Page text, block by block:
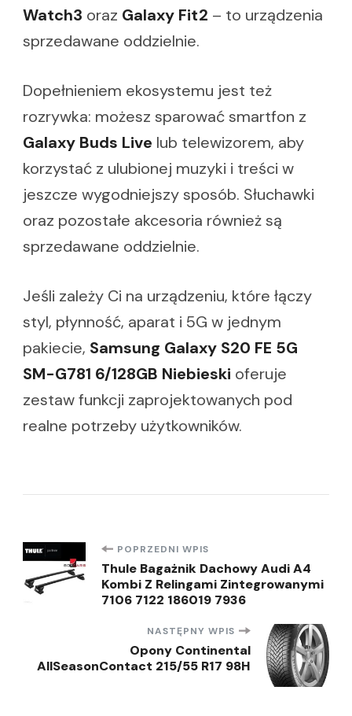
Watch3 oraz Galaxy Fit2 – to urządzenia
sprzedawane oddzielnie.
Dopełnieniem ekosystemu jest też
rozrywka: możesz sparować smartfon z
Galaxy Buds Live lub telewizorem, aby
korzystać z ulubionej muzyki i treści w
jeszcze wygodniejszy sposób. Słuchawki
oraz pozostałe akcesoria również są
sprzedawane oddzielnie.
Jeśli zależy Ci na urządzeniu, które łączy
styl, płynność, aparat i 5G w jednym
pakiecie, Samsung Galaxy S20 FE 5G
SM-G781 6/128GB Niebieski oferuje
zestaw funkcji zaprojektowanych pod
realne potrzeby użytkowników.
Nawigacja
wpisu
POPRZEDNI WPIS
Thule Bagażnik Dachowy Audi A4
Kombi Z Relingami Zintegrowanymi
7106 7122 186019 7936
NASTĘPNY WPIS
Opony Continental
AllSeasonContact 215/55 R17 98H